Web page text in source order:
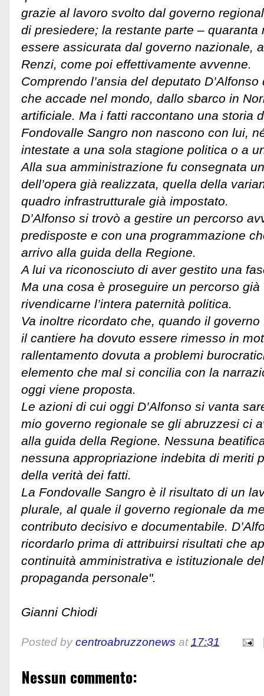
grazie al lavoro svolto dal governo
di presiedere; la restante parte –
essere assicurata dal governo nazionale,
Renzi, come poi effettivamente avvenne.
Comprendo l’ansia del deputato
che accade nel mondo, dallo sbarco in
artificiale. Ma i fatti raccontano una storia
Fondovalle Sangro non nascono con lui,
intestate a una sola stagione politica o a
Alla sua amministrazione fu consegnata
dell’opera già realizzata, quella della
quadro infrastrutturale già impostato.
D’Alfonso si trovò a gestire un percorso
predisposte e con una programmazione
arrivo alla guida della Regione.
A lui va riconosciuto di aver gestito una
Ma una cosa è proseguire un percorso
rivendicarne l’intera paternità politica.
Va inoltre ricordato che, quando il
il cantiere ha dovuto essere rimesso in
rallentamento dovuta a problemi
elemento che mal si concilia con la
oggi viene proposta.
Le azioni di cui oggi D’Alfonso si vanta
mio governo regionale se gli abruzzesi ci
alla guida della Regione. Nessuna
nessuna appropriazione indebita di meriti
della verità dei fatti.
La Fondovalle Sangro è il risultato di un
plurale, al quale il governo regionale da
contributo decisivo e documentabile.
ricordarlo prima di attribuirsi risultati che
continuità amministrativa e istituzionale
propaganda personale".
Gianni Chiodi
Posted by centroabruzzonews at17:31
Nessun commento: